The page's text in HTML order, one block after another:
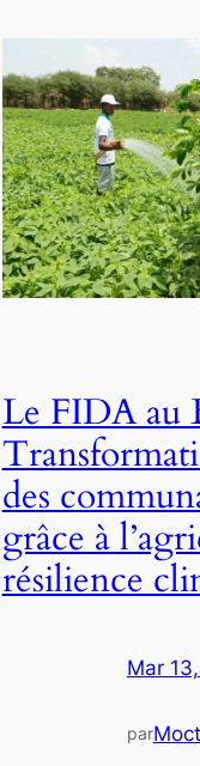
Le FIDA au
des
grâce à
résilience
Mar
par